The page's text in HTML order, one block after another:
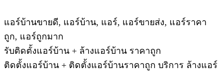
แอร์บ้านขายดี, แอร์บ้าน, แอร์, แอร์ขายส่ง, แอร์ราคา
ถูก, แอร์ถูกมาก
รับติดตั้งแอร์บ้าน + ล้างแอร์บ้าน ราคาถูก
ติดตั้งแอร์บ้าน + ติดตั้งแอร์บ้านราคาถูก บริการ ล้างแอร์